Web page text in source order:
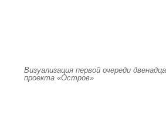
Визуализация первой очереди
проекта «Остров»